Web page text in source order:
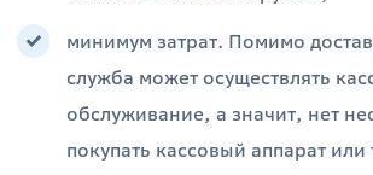
минимум затрат. Помимо
служба может осуществлять
обслуживание, а значит, нет
покупать кассовый аппарат